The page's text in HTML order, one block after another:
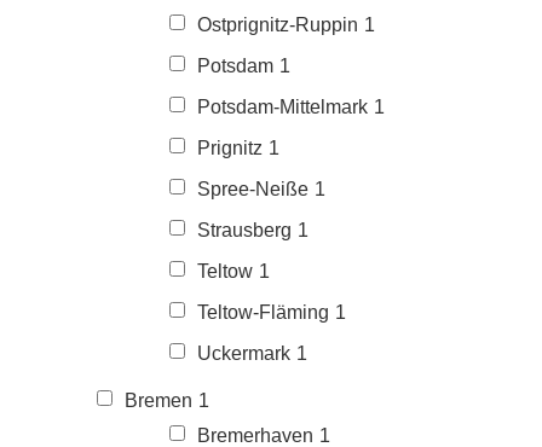
Ostprignitz-Ruppin 1
Potsdam 1
Potsdam-Mittelmark 1
Prignitz 1
Spree-Neiße 1
Strausberg 1
Teltow 1
Teltow-Fläming 1
Uckermark 1
Bremen 1
Bremerhaven 1